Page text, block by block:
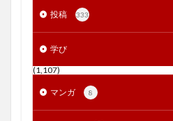
投稿 333
学び
(1,107)
マンガ 8